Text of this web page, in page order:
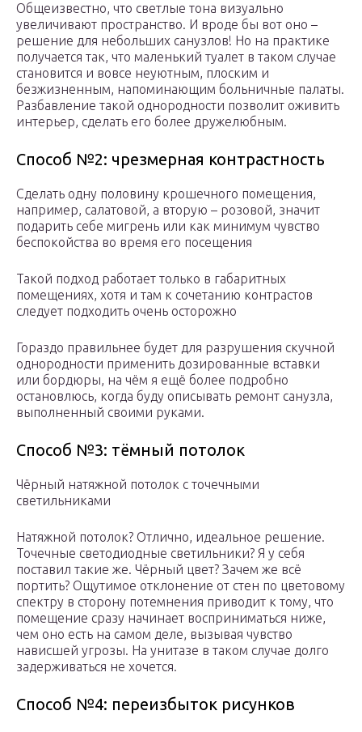
Общеизвестно, что светлые тона визуально
увеличивают пространство. И вроде бы вот оно –
решение для небольших санузлов! Но на практике
получается так, что маленький туалет в таком случае
становится и вовсе неуютным, плоским и
безжизненным, напоминающим больничные палаты.
Разбавление такой однородности позволит оживить
интерьер, сделать его более дружелюбным.
Способ №2: чрезмерная контрастность
Сделать одну половину крошечного помещения,
например, салатовой, а вторую – розовой, значит
подарить себе мигрень или как минимум чувство
беспокойства во время его посещения
Такой подход работает только в габаритных
помещениях, хотя и там к сочетанию контрастов
следует подходить очень осторожно
Гораздо правильнее будет для разрушения скучной
однородности применить дозированные вставки
или бордюры, на чём я ещё более подробно
остановлюсь, когда буду описывать ремонт санузла,
выполненный своими руками.
Способ №3: тёмный потолок
Чёрный натяжной потолок с точечными
светильниками
Натяжной потолок? Отлично, идеальное решение.
Точечные светодиодные светильники? Я у себя
поставил такие же. Чёрный цвет? Зачем же всё
портить? Ощутимое отклонение от стен по цветовому
спектру в сторону потемнения приводит к тому, что
помещение сразу начинает восприниматься ниже,
чем оно есть на самом деле, вызывая чувство
нависшей угрозы. На унитазе в таком случае долго
задерживаться не хочется.
Способ №4: переизбыток рисунков